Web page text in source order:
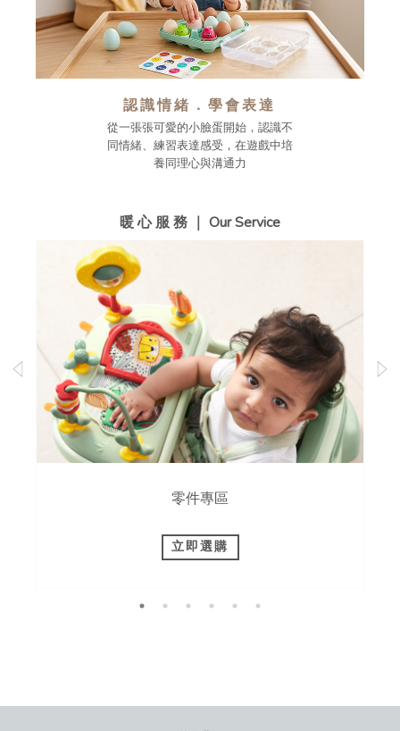
認識情緒．學會表達
從一張張可愛的小臉蛋開始，認識不
同情緒、練習表達感受，在遊戲中培
養同理心與溝通力
暖 心 服 務 ｜ Our Service
零件專區
立即選購